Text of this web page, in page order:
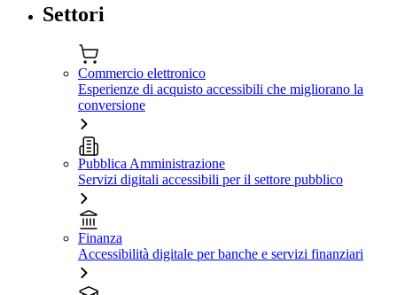
Settori
Commercio elettronico
Esperienze di acquisto accessibili che migliorano la
conversione
Pubblica Amministrazione
Servizi digitali accessibili per il settore pubblico
Finanza
Accessibilità digitale per banche e servizi finanziari